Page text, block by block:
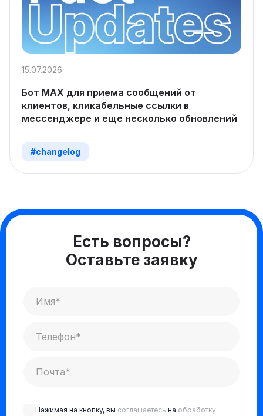
#changelog
15.07.2026
Бот MAX для приема сообщений от
клиентов, кликабельные ссылки в
мессенджере и еще несколько обновлений
Есть вопросы?
Оставьте заявку
Нажимая на кнопку, вы соглашаетесь на обработку